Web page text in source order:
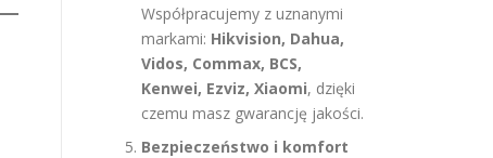
Współpracujemy z uznanymi
markami: Hikvision, Dahua,
Vidos, Commax, BCS,
Kenwei, Ezviz, Xiaomi, dzięki
czemu masz gwarancję jakości.
Bezpieczeństwo i komfort